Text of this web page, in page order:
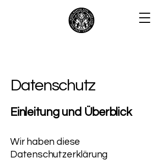
Datenschutz
Einleitung und Überblick
Wir haben diese
Datenschutzerklärung